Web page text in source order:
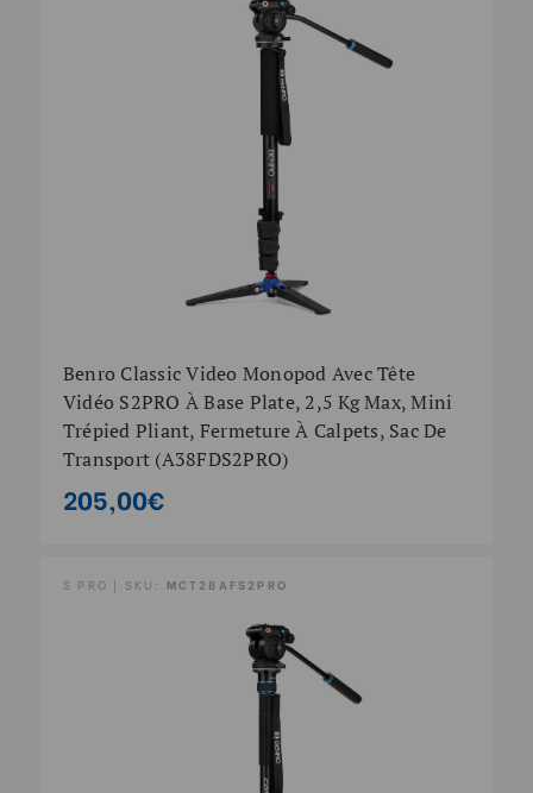
Benro Classic Video Monopod Avec Tête
Vidéo S2PRO À Base Plate, 2,5 Kg Max, Mini
Trépied Pliant, Fermeture À Calpets, Sac De
Transport (A38FDS2PRO)
205,00€
S PRO | SKU: MCT28AFS2PRO